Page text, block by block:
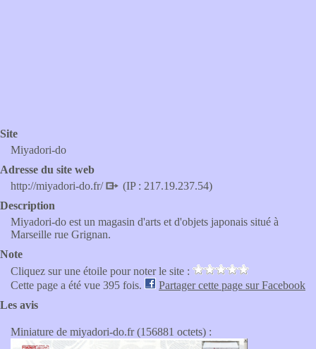
Site
Miyadori-do
Adresse du site web
http://miyadori-do.fr/
(IP : 217.19.237.54)
Description
Miyadori-do est un magasin d'arts et d'objets japonais situé à
Marseille rue Grignan.
Note
Cliquez sur une étoile pour noter le site :
Cette page a été vue 395 fois.
Partager cette page sur Facebook
Les avis
Miniature de miyadori-do.fr (156881 octets) :